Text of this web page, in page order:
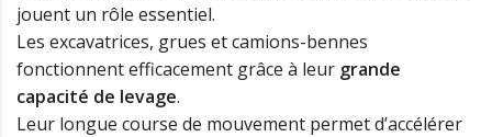
jouent un rôle essentiel.
Les excavatrices, grues et camions-bennes
fonctionnent efficacement grâce à leur grande
capacité de levage.
Leur longue course de mouvement permet d’accélérer